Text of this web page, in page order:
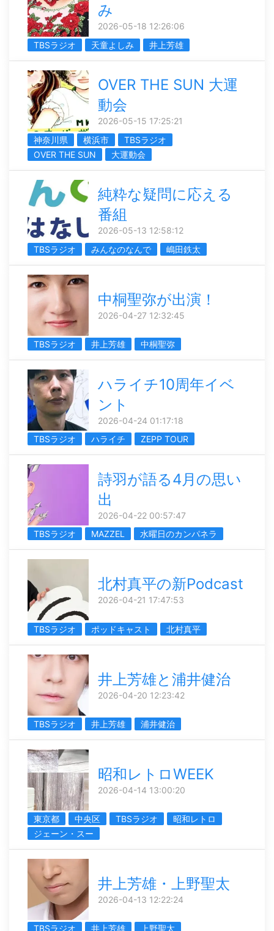
み
2026-05-18 12:26:06
TBSラジオ
天童よしみ 井上芳雄
OVER THE SUN 大運
動会
2026-05-15 17:25:21
神奈川県
横浜市
TBSラジオ
OVER THE SUN
大運動会
純粋な疑問に応える
番組
2026-05-13 12:58:12
TBSラジオ
みんなのなんで 嶋田鉄太
中桐聖弥が出演！
2026-04-27 12:32:45
TBSラジオ 井上芳雄 中桐聖弥
ハライチ10周年イベ
ント
2026-04-24 01:17:18
TBSラジオ
ハライチ ZEPP TOUR
詩羽が語る4月の思い
出
2026-04-22 00:57:47
TBSラジオ
MAZZEL 水曜日のカンパネラ
北村真平の新Podcast
2026-04-21 17:47:53
TBSラジオ ポッドキャスト 北村真平
井上芳雄と浦井健治
2026-04-20 12:23:42
TBSラジオ 井上芳雄 浦井健治
昭和レトロWEEK
2026-04-14 13:00:20
東京都 中央区 TBSラジオ
昭和レトロ
ジェーン・スー
井上芳雄・上野聖太
2026-04-13 12:22:24
TBSラジオ 井上芳雄 上野聖太